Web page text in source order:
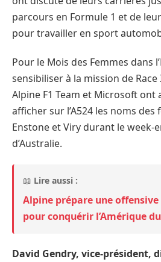
parcours en Formule 1 et de
pour travailler en sport
Pour le Mois des Femmes dans
sensibiliser à la mission de Race
Alpine F1 Team et Microsoft
afficher sur l’A524 les noms
Enstone et Viry durant le week-
d’Australie.
📖 Lire aussi :
Alpine prépare une
pour conquérir l’Amérique
David Gendry, vice-président,